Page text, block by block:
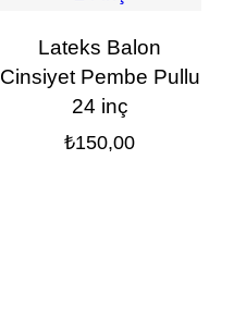
Lateks Balon
Cinsiyet Pembe Pullu
24 inç
₺150,00